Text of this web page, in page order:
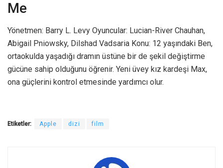
Me
Yönetmen: Barry L. Levy Oyuncular: Lucian-River Chauhan,
Abigail Pniowsky, Dilshad Vadsaria Konu: 12 yaşındaki Ben,
ortaokulda yaşadığı dramın üstüne bir de şekil değiştirme
gücüne sahip olduğunu öğrenir. Yeni üvey kız kardeşi Max,
ona güçlerini kontrol etmesinde yardımcı olur.
Etiketler: Apple dizi film